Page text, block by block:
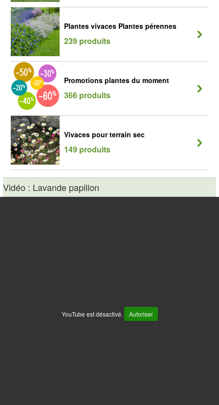
Plantes vivaces Plantes pérennes
239 produits
Promotions plantes du moment
366 produits
Vivaces pour terrain sec
149 produits
Vidéo : Lavande papillon
YouTube est désactivé. Autoriser